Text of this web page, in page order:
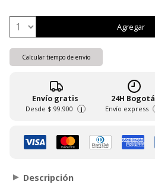
Agregar
Calcular tiempo de envío
Envío gratis
Desde $ 99.900 i
24H Bogotá
Envío express
Descripción